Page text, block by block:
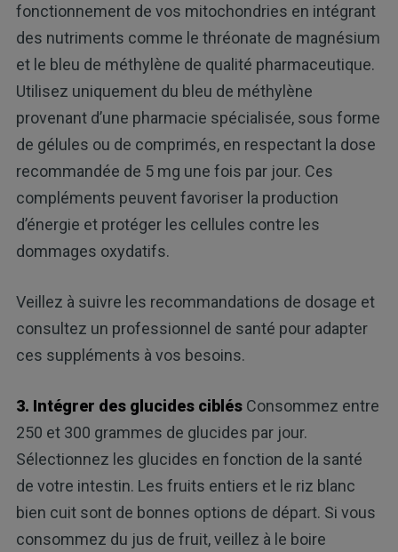
fonctionnement de vos mitochondries en intégrant
des nutriments comme le thréonate de magnésium
et le bleu de méthylène de qualité pharmaceutique.
Utilisez uniquement du bleu de méthylène
provenant d’une pharmacie spécialisée, sous forme
de gélules ou de comprimés, en respectant la dose
recommandée de 5 mg une fois par jour. Ces
compléments peuvent favoriser la production
d’énergie et protéger les cellules contre les
dommages oxydatifs.
Veillez à suivre les recommandations de dosage et
consultez un professionnel de santé pour adapter
ces suppléments à vos besoins.
3. Intégrer des glucides ciblésConsommez entre
250 et 300 grammes de glucides par jour.
Sélectionnez les glucides en fonction de la santé
de votre intestin. Les fruits entiers et le riz blanc
bien cuit sont de bonnes options de départ. Si vous
consommez du jus de fruit, veillez à le boire